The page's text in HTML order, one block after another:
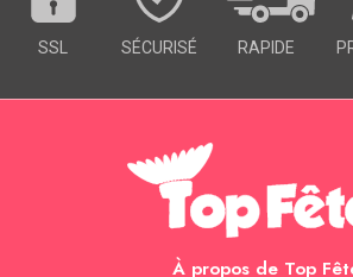
SSL SÉCURISÉ RAPIDE
À propos de Top